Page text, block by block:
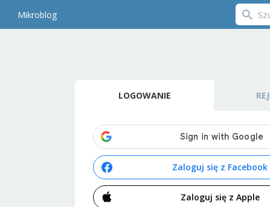
Mikroblog
LOGOWANIE
Zaloguj się z Facebook
Zaloguj się z Apple